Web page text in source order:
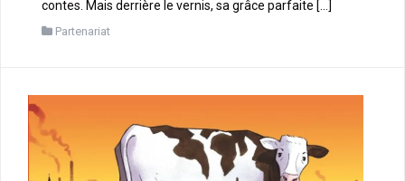
contes. Mais derrière le vernis, sa grâce parfaite […]
Partenariat